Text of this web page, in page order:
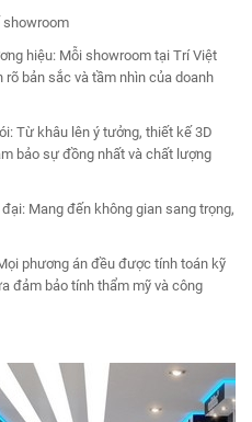
showroom
hiệu: Mỗi showroom tại Trí Việt
bản sắc và tầm nhìn của doanh
Từ khâu lên ý tưởng, thiết kế 3D
bảo sự đồng nhất và chất lượng
Mang đến không gian sang trọng,
phương án đều được tính toán kỹ
đảm bảo tính thẩm mỹ và công